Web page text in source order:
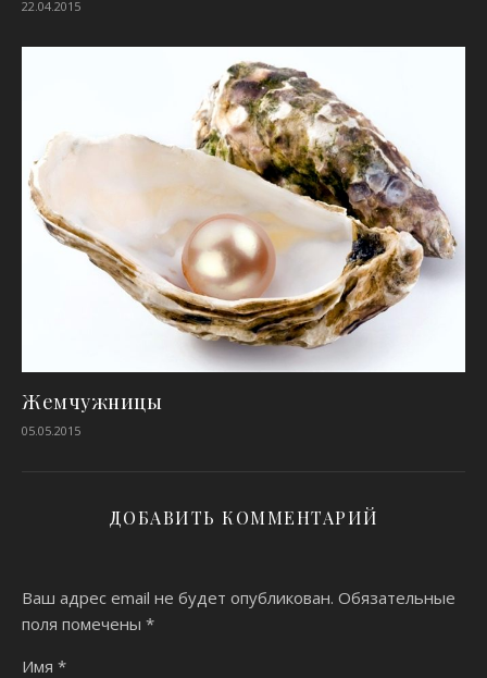
22.04.2015
Жемчужницы
05.05.2015
ДОБАВИТЬ КОММЕНТАРИЙ
Ваш адрес email не будет опубликован. Обязательные
поля помечены *
Имя *